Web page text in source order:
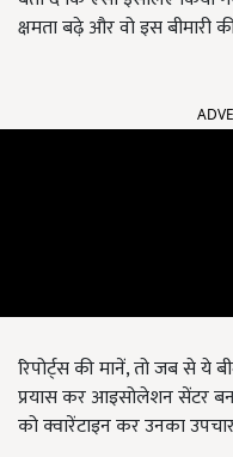
क्षमता बढ़े और वो इस
रिपोर्ट्स की मानें, तो जब से ये
प्रयास कर आइसोलेशन सेंटर
को क्वारेंटाइन कर उनका